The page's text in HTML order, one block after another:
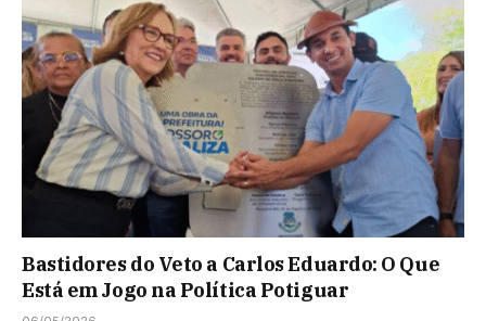
Bastidores do Veto a Carlos Eduardo: O Que
Está em Jogo na Política Potiguar